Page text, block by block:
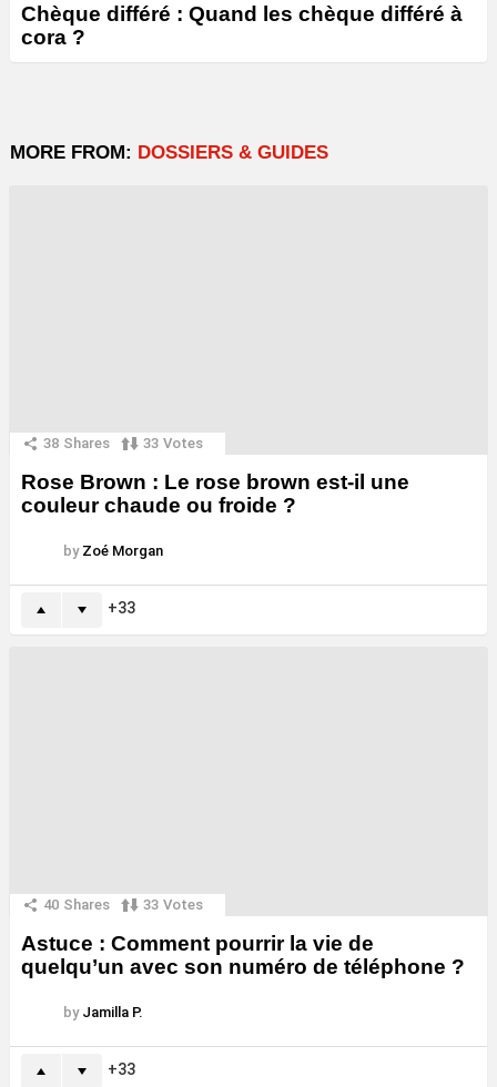
Chèque différé : Quand les chèque différé à
cora ?
MORE FROM: DOSSIERS & GUIDES
38 Shares 33 Votes
Rose Brown : Le rose brown est-il une
couleur chaude ou froide ?
by Zoé Morgan
33
40 Shares 33 Votes
Astuce : Comment pourrir la vie de
quelqu’un avec son numéro de téléphone ?
by Jamilla P.
33